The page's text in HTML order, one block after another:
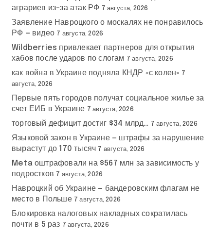
аграриев из-за атак РФ 7 августа, 2026
Заявление Навроцкого о москалях не понравилось
РФ — видео 7 августа, 2026
Wildberries привлекает партнеров для открытия
хабов после ударов по слогам 7 августа, 2026
как война в Украине подняла КНДР «с колен» 7
августа, 2026
Первые пять городов получат социальное жилье за
счет ЕИБ в Украине 7 августа, 2026
торговый дефицит достиг $34 млрд… 7 августа, 2026
Языковой закон в Украине — штрафы за нарушение
вырастут до 170 тысяч 7 августа, 2026
Meta оштрафовали на $567 млн за зависимость у
подростков 7 августа, 2026
Навроцкий об Украине — бандеровским флагам не
место в Польше 7 августа, 2026
Блокировка налоговых накладных сократилась
почти в 5 раз 7 августа, 2026